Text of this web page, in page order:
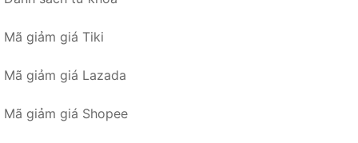
Mã giảm giá Tiki
Mã giảm giá Lazada
Mã giảm giá Shopee